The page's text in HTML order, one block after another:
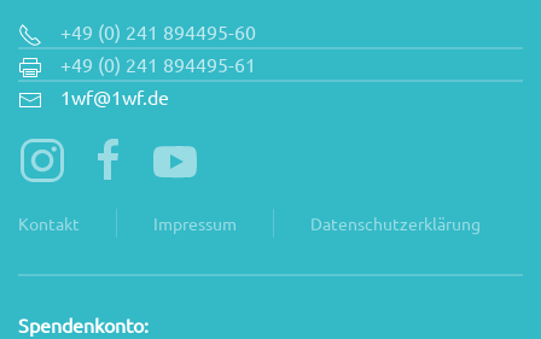
+49 (0) 241 894495-60
+49 (0) 241 894495-61
1wf@1wf.de
Kontakt Impressum Datenschutzerklärung
Spendenkonto: